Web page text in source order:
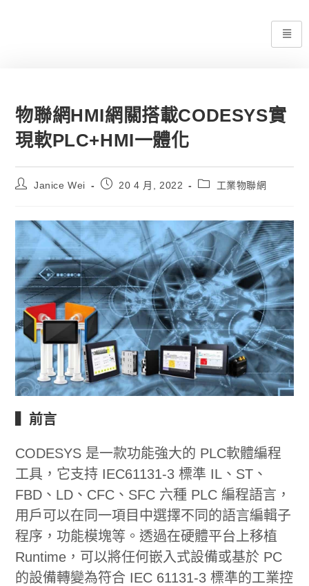
物聯網HMI網關搭載CODESYS實
現軟PLC+HMI一體化
Janice Wei 20 4 月, 2022 工業物聯網
▍前言
CODESYS 是一款功能強大的 PLC軟體編程
工具，它支持 IEC61131-3 標準 IL、ST、
FBD、LD、CFC、SFC 六種 PLC 編程語言，
用戶可以在同一項目中選擇不同的語言編輯子
程序，功能模塊等。透過在硬體平台上移植
Runtime，可以將任何嵌入式設備或基於 PC
的設備轉變為符合 IEC 61131-3 標準的工業控